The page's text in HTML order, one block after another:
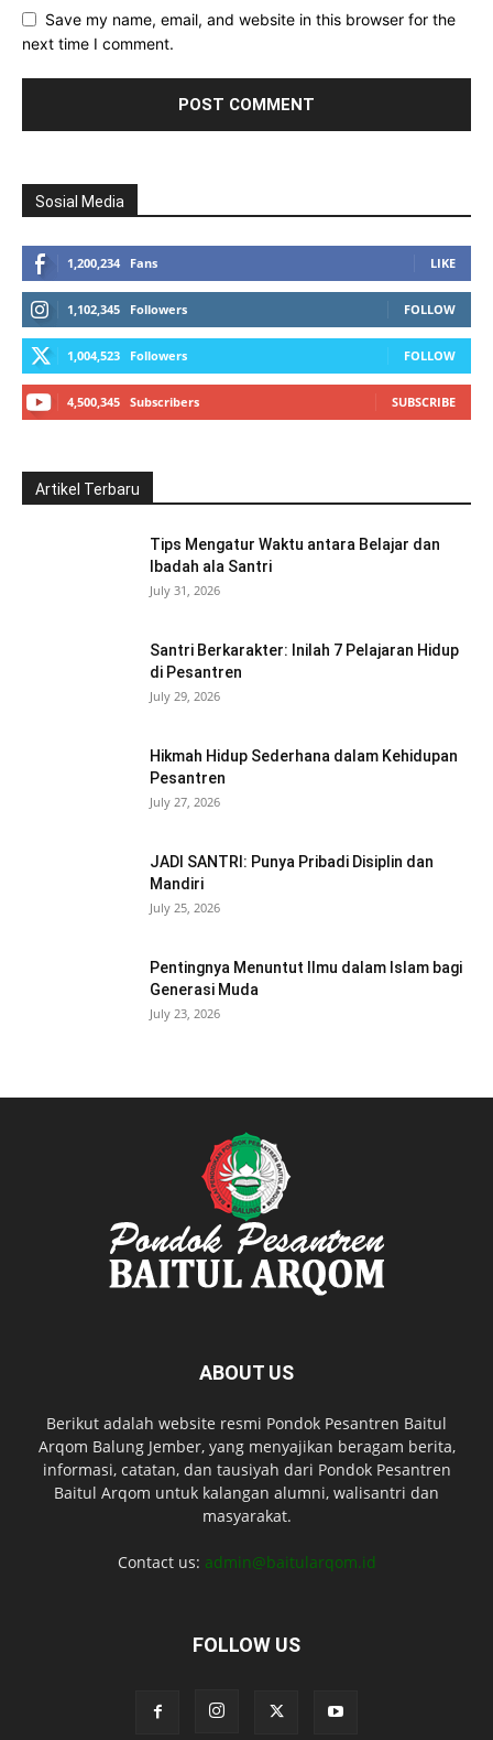
Save my name, email, and website in this browser for the
next time I comment.
Sosial Media
1,200,234 Fans LIKE
1,102,345 Followers FOLLOW
1,004,523 Followers FOLLOW
4,500,345 Subscribers SUBSCRIBE
Artikel Terbaru
Tips Mengatur Waktu antara Belajar dan
Ibadah ala Santri
July 31, 2026
Santri Berkarakter: Inilah 7 Pelajaran Hidup
di Pesantren
July 29, 2026
Hikmah Hidup Sederhana dalam Kehidupan
Pesantren
July 27, 2026
JADI SANTRI: Punya Pribadi Disiplin dan
Mandiri
July 25, 2026
Pentingnya Menuntut Ilmu dalam Islam bagi
Generasi Muda
July 23, 2026
ABOUT US
Berikut adalah website resmi Pondok Pesantren Baitul
Arqom Balung Jember, yang menyajikan beragam berita,
informasi, catatan, dan tausiyah dari Pondok Pesantren
Baitul Arqom untuk kalangan alumni, walisantri dan
masyarakat.
Contact us: admin@baitularqom.id
FOLLOW US